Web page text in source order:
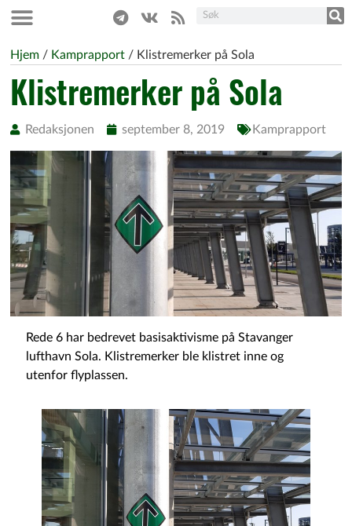
Hjem / Kamprapport / Klistremerker på Sola
Klistremerker på Sola
Redaksjonen september 8, 2019 Kamprapport
Rede 6 har bedrevet basisaktivisme på Stavanger
lufthavn Sola. Klistremerker ble klistret inne og
utenfor flyplassen.